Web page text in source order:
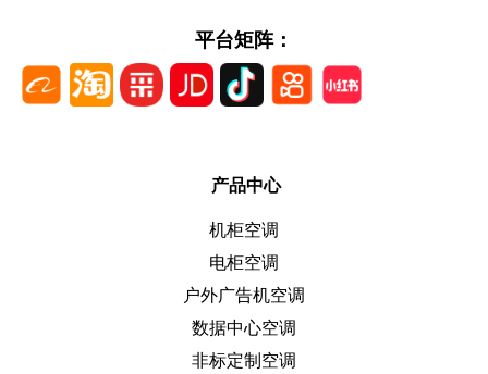
平台矩阵：
产品中心
机柜空调
电柜空调
户外广告机空调
数据中心空调
非标定制空调